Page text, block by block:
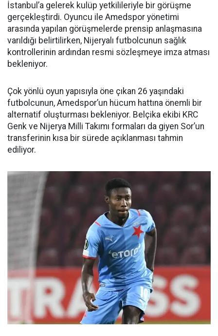
İstanbul’a gelerek kulüp yetkilileriyle bir görüşme
gerçekleştirdi. Oyuncu ile Amedspor yönetimi
arasında yapılan görüşmelerde prensip anlaşmasına
varıldığı belirtilirken, Nijeryalı futbolcunun sağlık
kontrollerinin ardından resmi sözleşmeye imza atması
bekleniyor.
Çok yönlü oyun yapısıyla öne çıkan 26 yaşındaki
futbolcunun, Amedspor’un hücum hattına önemli bir
alternatif oluşturması bekleniyor. Belçika ekibi KRC
Genk ve Nijerya Milli Takımı formaları da giyen Sor’un
transferinin kısa bir sürede açıklanması tahmin
ediliyor.